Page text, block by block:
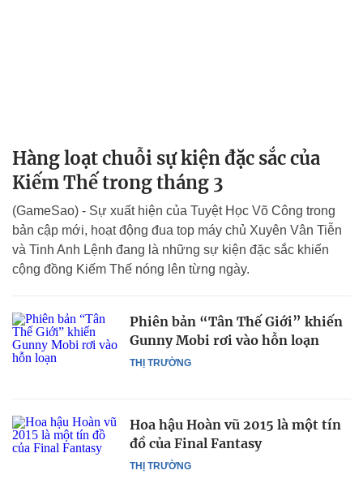
Hàng loạt chuỗi sự kiện đặc sắc của
Kiếm Thế trong tháng 3
(GameSao) - Sự xuất hiện của Tuyệt Học Võ Công trong
bản cập mới, hoạt động đua top máy chủ Xuyên Vân Tiễn
và Tinh Anh Lệnh đang là những sự kiện đặc sắc khiến
cộng đồng Kiếm Thế nóng lên từng ngày.
THỊ TRƯỜNG
Phiên bản “Tân Thế Giới” khiến
Gunny Mobi rơi vào hỗn loạn
THỊ TRƯỜNG
Hoa hậu Hoàn vũ 2015 là một tín
đồ của Final Fantasy